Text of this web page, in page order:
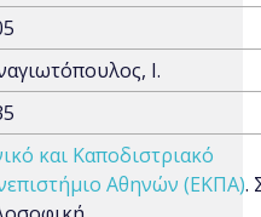
Ι.
και Καποδιστριακό
Αθηνών (ΕΚΠΑ).